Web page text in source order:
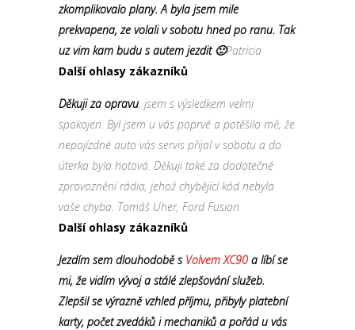
zkomplikovalo plany. A byla jsem mile
prekvapena, ze volali v sobotu hned po ranu. Tak
uz vim kam budu s autem jezdit 🙂Patricia
Další ohlasy zákazníků
Děkuji za opravu, jsem s výsledkem velmi
spokojen. Byl jsem u vás poprvé a potěšilo mě, že
nepojízdné auto vás servis přijal v sobotu a do
úterka byla hotová. Děkuji také za dodatečné
zprovoznění rádia, jehož chybějící kód nebyla
vaše chyba. Tomáš Uher, Ford Fusion
Další ohlasy zákazníků
Jezdím sem dlouhodobě s Volvem XC90 a líbí se
mi, že vidím vývoj a stálé zlepšování služeb.
Zlepšil se výrazně vzhled příjmu, přibyly platební
karty, počet zvedáků i mechaniků a pořád u vás